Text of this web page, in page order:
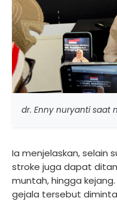
dr. Enny nuryanti saat
Ia menjelaskan, selain
stroke juga dapat
muntah, hingga
gejala tersebut